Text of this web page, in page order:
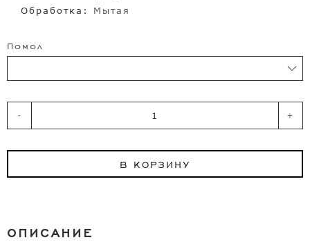
Обработка:
Mытая
Помол
- +
В КОРЗИНУ
ОПИСАНИЕ